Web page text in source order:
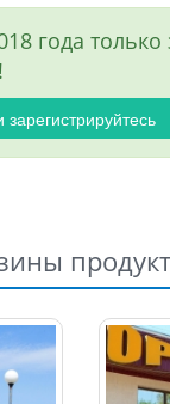
года
зарегистрируйтесь